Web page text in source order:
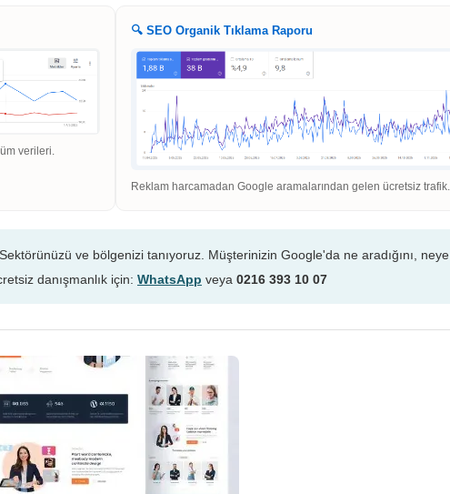
verileri.
🔍 SEO Organik Tıklama Raporu
Reklam harcamadan Google aramalarından gelen ücretsiz trafik.
Sektörünüzü ve bölgenizi tanıyoruz. Müşterinizin Google'da ne aradığını, neye
danışmanlık için: WhatsApp veya 0216 393 10 07